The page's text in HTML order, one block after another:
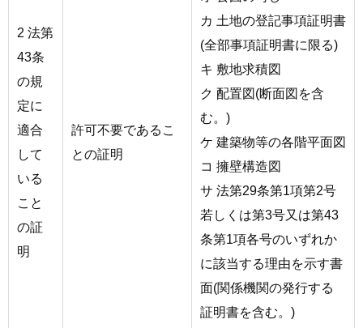
2 法第
43条
の規
定に
適合
して
いる
こと
の証
明
許可不要であるこ
との証明
カ 土地の登記事項証明書
(全部事項証明書に限る)
キ 敷地求積図
ク 配置図(断面図を含
む。)
ケ 建築物等の各階平面図
コ 擁壁構造図
サ 法第29条第1項第2号
若しくは第3号又は第43
条第1項各号のいずれか
に該当する理由を示す書
面(関係機関の発行する
証明書を含む。)